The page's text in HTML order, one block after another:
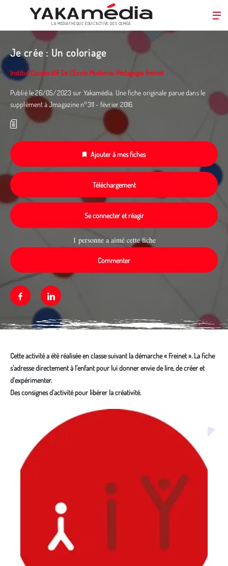
contenu
principal
LA MÉDIATHÈQUE ÉDUC’ACTIVE DES CEMÉA
Je crée : Un coloriage
Institut Coopératif De L’École Moderne-Pédagogie Freinet
Publié le 26/05/2023 sur Yakamédia. Une fiche originale parue dans le
supplément à Jmagazine n°311 - février 2016.
Ajouter à mes fiches
Téléchargement
Se connecter et réagir
1 personne a aimé cette fiche
Commenter
FacebookLinkedin
Cette activité a été réalisée en classe suivant la démarche « Freinet ». La fiche
s’adresse directement à l’enfant pour lui donner envie de lire, de créer et
d'expérimenter.
Des consignes d'activité pour libérer la créativité.